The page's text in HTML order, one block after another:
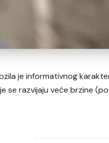
je informativnog
se razvijaju veće brzine